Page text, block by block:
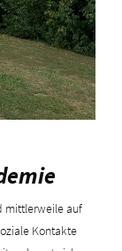
mittlerweile auf
Kontakte